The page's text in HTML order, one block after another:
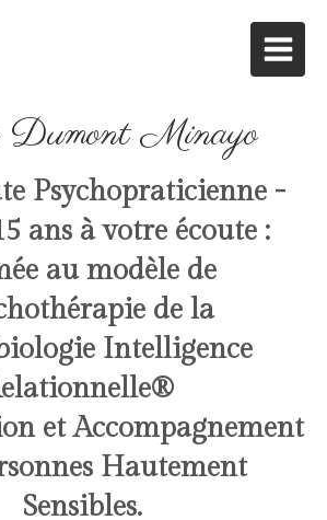
Minayo
Psychopraticienne -
ans à votre écoute :
au modèle de
de la
Intelligence
®
et Accompagnement
Hautement
Sensibles.